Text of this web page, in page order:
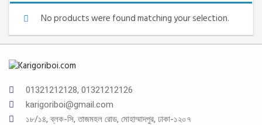
No products were found matching your selection.
01321212128, 01321212126
karigoriboi@gmail.com
১৮/১৪, ব্লক-সি, তাজমহল রোড, মোহাম্মাদপুর, ঢাকা-১২০৭